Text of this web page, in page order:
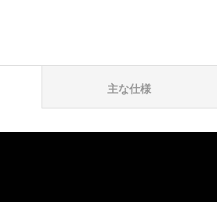
主な仕様